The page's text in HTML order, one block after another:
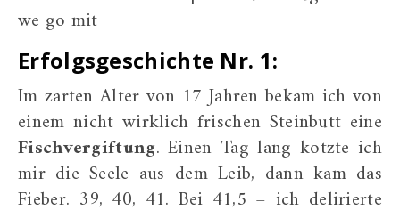
we go mit
Erfolgsgeschichte Nr. 1:
Im zarten Alter von 17 Jahren bekam ich von
einem nicht wirklich frischen Steinbutt eine
Fischvergiftung. Einen Tag lang kotzte ich
mir die Seele aus dem Leib, dann kam das
Fieber. 39, 40, 41. Bei 41,5 – ich delirierte